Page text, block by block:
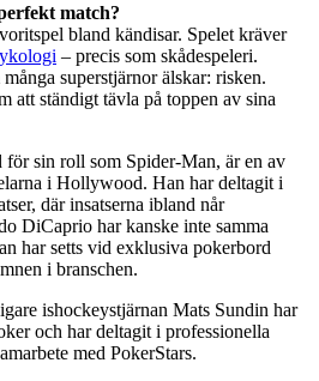
match?
bland kändisar. Spelet kräver
– precis som skådespeleri.
superstjärnor älskar: risken.
att ständigt tävla på toppen av sina
för sin roll som Spider-Man, är en av
i Hollywood. Han har deltagit i
där insatserna ibland når
DiCaprio har kanske inte samma
har setts vid exklusiva pokerbord
i branschen.
ishockeystjärnan Mats Sundin har
och har deltagit i professionella
med PokerStars.